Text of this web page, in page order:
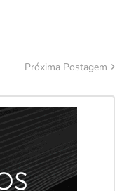
Próxima Postagem